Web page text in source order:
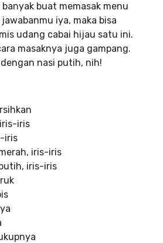
buat memasak menu
iya, maka bisa
udang cabai hijau satu ini.
masaknya juga gampang.
nasi putih, nih!
iris
iris
iris-iris
iris-iris